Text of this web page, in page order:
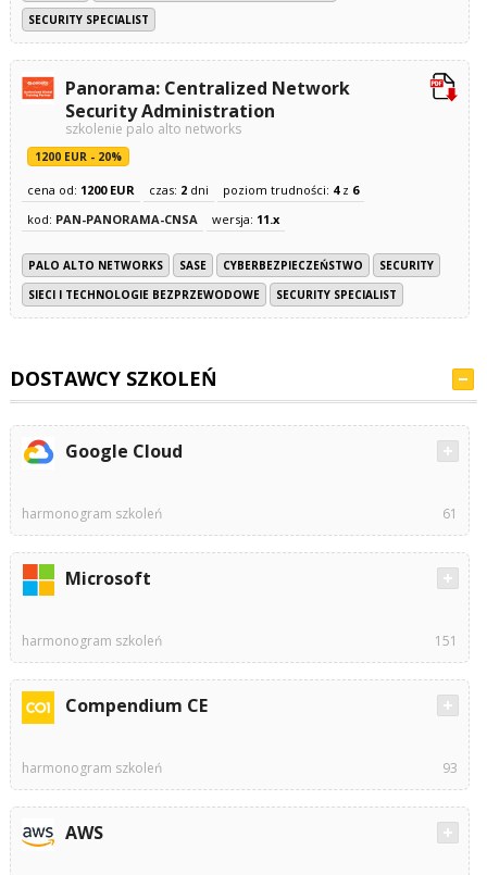
SECURITY SPECIALIST
Panorama: Centralized Network
Security Administration
szkolenie palo alto networks
1200 EUR - 20%
cena od: 1200 EUR czas: 2dni poziom trudności: 4z 6
kod: PAN-PANORAMA-CNSA wersja: 11.x
PALO ALTO NETWORKS SASE CYBERBEZPIECZEŃSTWO
SECURITY
SIECI I TECHNOLOGIE BEZPRZEWODOWE
SECURITY SPECIALIST
DOSTAWCY SZKOLEŃ
Google Cloud
harmonogram szkoleń 61
Microsoft
harmonogram szkoleń 151
Compendium CE
harmonogram szkoleń 93
AWS